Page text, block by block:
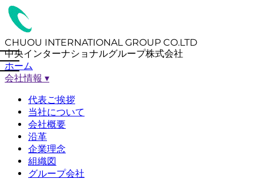
CHUOU INTERNATIONAL GROUP CO.LTD
中央インターナショナルグループ株式会社
ホーム
会社情報 ▾
代表ご挨拶
当社について
会社概要
沿革
企業理念
組織図
グループ会社